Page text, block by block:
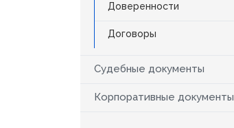
Доверенности
Договоры
Судебные документы
Корпоративные документы